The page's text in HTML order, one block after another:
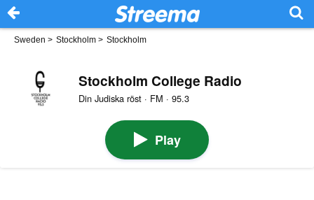
Sweden > Stockholm > Stockholm
Stockholm College Radio
Din Judiska röst · FM · 95.3
Play